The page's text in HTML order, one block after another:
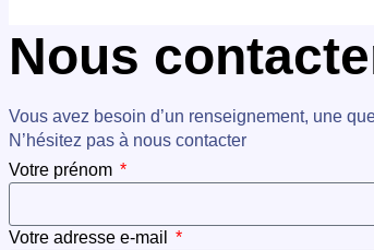
Nous
Vous avez besoin d’un renseignement, une
N’hésitez pas à nous contacter
Votre prénom
Votre adresse e-mail